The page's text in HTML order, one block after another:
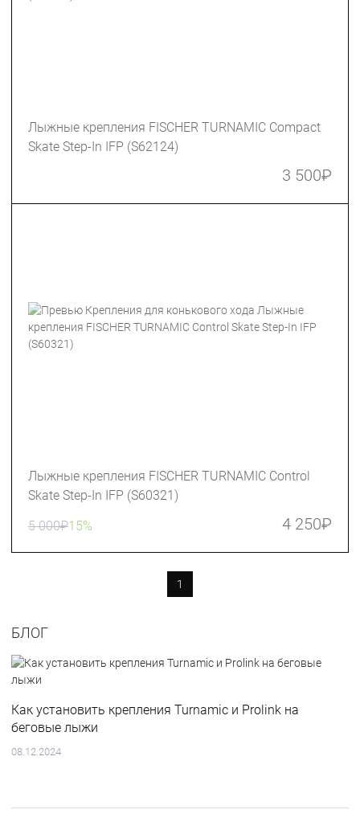
Лыжные крепления FISCHER TURNAMIC Сompact
Skate Step-In IFP (S62124)
3 500₽
Лыжные крепления FISCHER TURNAMIC Сontrol
Skate Step-In IFP (S60321)
5 000₽15% 4 250₽
1
БЛОГ
Как установить крепления Turnamic и Prolink на
беговые лыжи
08.12.2024